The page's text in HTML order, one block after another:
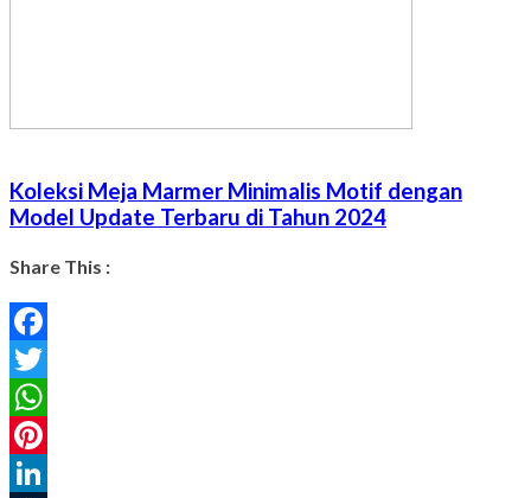
Koleksi Meja Marmer Minimalis Motif dengan
Model Update Terbaru di Tahun 2024
Share This :
Facebook
Twitter
WhatsApp
Pinterest